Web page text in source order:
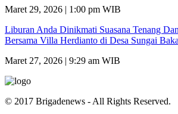
Maret 29, 2026 | 1:00 pm WIB
Liburan Anda Dinikmati Suasana Tenang
Bersama Villa Herdianto di Desa Sungai
Maret 27, 2026 | 9:29 am WIB
© 2017 Brigadenews - All Rights Reserved.